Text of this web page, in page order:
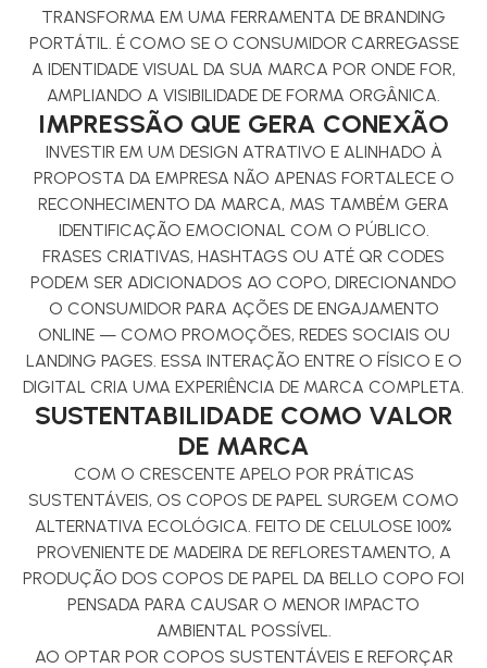
TRANSFORMA EM UMA FERRAMENTA DE BRANDING
PORTÁTIL. É COMO SE O CONSUMIDOR CARREGASSE
A IDENTIDADE VISUAL DA SUA MARCA POR ONDE FOR,
AMPLIANDO A VISIBILIDADE DE FORMA ORGÂNICA.
IMPRESSÃO QUE GERA CONEXÃO
INVESTIR EM UM DESIGN ATRATIVO E ALINHADO À
PROPOSTA DA EMPRESA NÃO APENAS FORTALECE O
RECONHECIMENTO DA MARCA, MAS TAMBÉM GERA
IDENTIFICAÇÃO EMOCIONAL COM O PÚBLICO.
FRASES CRIATIVAS, HASHTAGS OU ATÉ QR CODES
PODEM SER ADICIONADOS AO COPO, DIRECIONANDO
O CONSUMIDOR PARA AÇÕES DE ENGAJAMENTO
ONLINE — COMO PROMOÇÕES, REDES SOCIAIS OU
LANDING PAGES. ESSA INTERAÇÃO ENTRE O FÍSICO E O
DIGITAL CRIA UMA EXPERIÊNCIA DE MARCA COMPLETA.
SUSTENTABILIDADE COMO VALOR
DE MARCA
COM O CRESCENTE APELO POR PRÁTICAS
SUSTENTÁVEIS, OS COPOS DE PAPEL SURGEM COMO
ALTERNATIVA ECOLÓGICA. FEITO DE CELULOSE 100%
PROVENIENTE DE MADEIRA DE REFLORESTAMENTO, A
PRODUÇÃO DOS COPOS DE PAPEL DA BELLO COPO FOI
PENSADA PARA CAUSAR O MENOR IMPACTO
AMBIENTAL POSSÍVEL.
AO OPTAR POR COPOS SUSTENTÁVEIS E REFORÇAR